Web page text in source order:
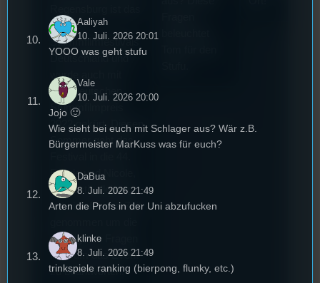
älteste
Stummfilmfestivals
Deutschland und
wurde auch mit
dem deutschen
Stummfilmpreis
2022 gekürt. Diesen
Sommer geht das
Runde und Nicole,
die Festivalleitung,
hat sich für uns Zeit
wichtigsten Fragen
rund um das Event
zu beantworten.
Aaliyah
10. Juli. 2026 20:01
YOOO was geht stufu
Vale
10. Juli. 2026 20:00
Jojo 🙂
Wie sieht bei euch mit Schlager aus? Wär z.B.
Bürgermeister MarKuss was für euch?
DaBua
8. Juli. 2026 21:49
Arten die Profs in der Uni abzufucken
klinke
8. Juli. 2026 21:49
trinkspiele ranking (bierpong, flunky, etc.)